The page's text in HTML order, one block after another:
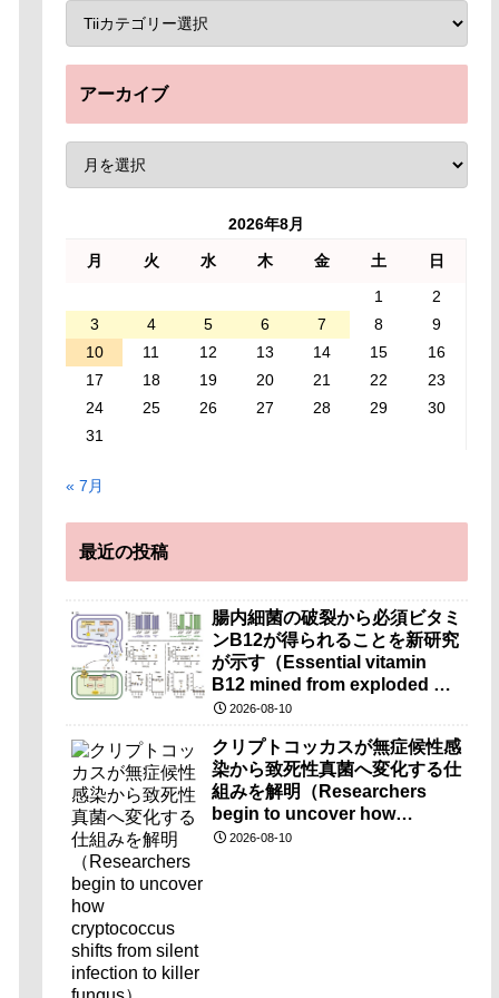
アーカイブ
2026年8月
月 火 水 木 金 土
日
1
2
3
4 5 6 7 8
9
10
11 12 13 14 15
16
17
18 19 20 21 22
23
24
25 26 27 28 29
30
31
« 7月
最近の投稿
腸内細菌の破裂から必須ビタミ
ンB12が得られることを新研究
が示す（Essential vitamin
B12 mined from exploded gut
bacteria, according to new
2026-08-10
クリプトコッカスが無症候性感
染から致死性真菌へ変化する仕
組みを解明（Researchers
begin to uncover how
cryptococcus shifts from
2026-08-10